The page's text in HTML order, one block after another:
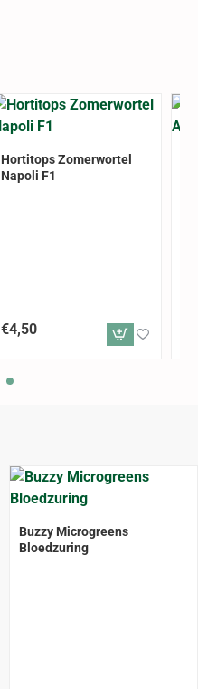
Hortitops Zomerwortel
Napoli F1
€4,50
Buzzy Microgreens
Bloedzuring